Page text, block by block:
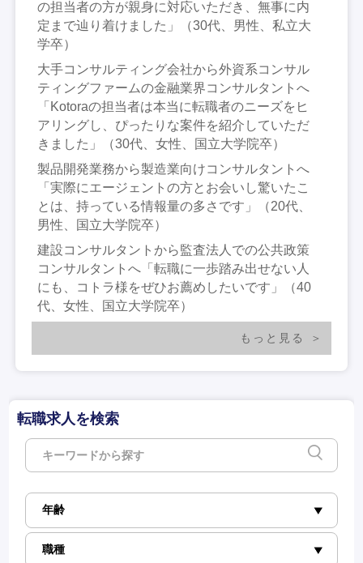
の担当者の方が親身に対応いただき、無事に内
定まで辿り着けました」（30代、男性、私立大
学卒）
大手コンサルティング会社から外資系コンサル
ティングファームの金融業界コンサルタントへ
「Kotoraの担当者は本当に転職者のニーズをヒ
アリングし、ぴったりな案件を紹介していただ
きました」（30代、女性、国立大学院卒）
製品開発業務から製造業向けコンサルタントへ
「実際にエージェントの方とお会いし驚いたこ
とは、持っている情報量の多さです」（20代、
男性、国立大学院卒）
建設コンサルタントから監査法人での公共政策
コンサルタントへ「転職に一歩踏み出せない人
にも、コトラ様をぜひお薦めしたいです」（40
代、女性、国立大学院卒）
もっと見る
転職求人を検索